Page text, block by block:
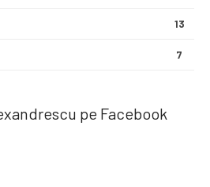
13
7
pe Facebook